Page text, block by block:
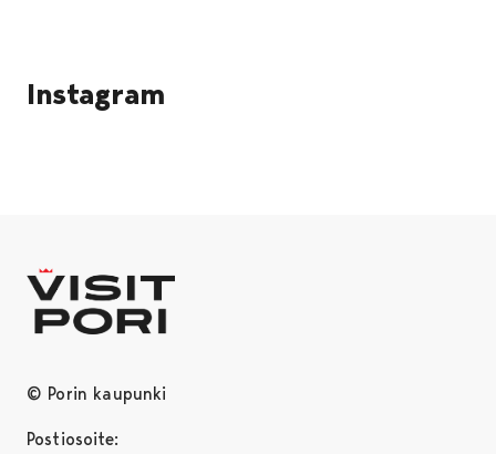
Instagram
© Porin kaupunki
Postiosoite: